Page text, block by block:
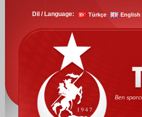
Dil / Language: Türkçe English